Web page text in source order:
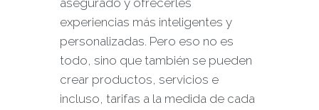
experiencias más inteligentes y
personalizadas. Pero eso no es
todo, sino que también se pueden
crear productos, servicios e
incluso, tarifas a la medida de cada